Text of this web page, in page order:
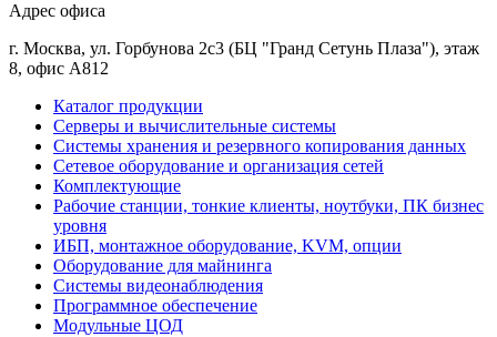
Адрес офиса
г. Москва, ул. Горбунова 2с3 (БЦ "Гранд Сетунь Плаза"), этаж
8, офис А812
Каталог продукции
Серверы и вычислительные системы
Системы хранения и резервного копирования данных
Сетевое оборудование и организация сетей
Комплектующие
Рабочие станции, тонкие клиенты, ноутбуки, ПК бизнес
уровня
ИБП, монтажное оборудование, KVM, опции
Оборудование для майнинга
Системы видеонаблюдения
Программное обеспечение
Модульные ЦОД